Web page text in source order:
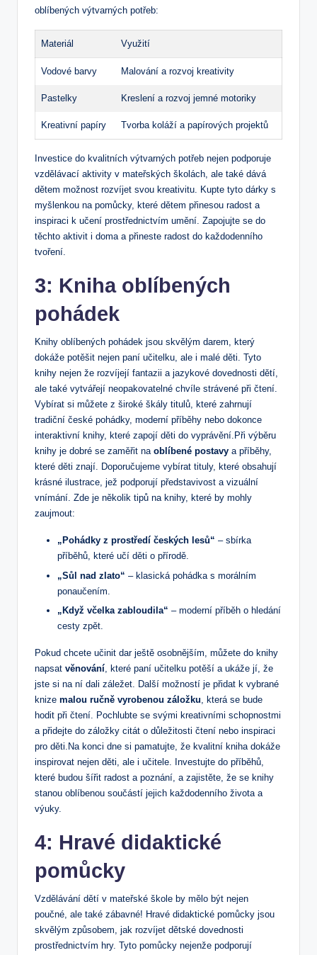
oblíbených výtvarných potřeb:
Materiál Využití
Vodové barvy Malování a rozvoj kreativity
Pastelky Kreslení a rozvoj jemné motoriky
Kreativní papíry Tvorba koláží a papírových projektů
Investice do kvalitních výtvarných potřeb nejen podporuje
vzdělávací aktivity v mateřských školách, ale také dává
dětem možnost rozvíjet svou kreativitu. Kupte tyto dárky s
myšlenkou na pomůcky, které dětem přinesou radost a
inspiraci k učení prostřednictvím umění. Zapojujte se do
těchto aktivit i doma a přineste radost do každodenního
tvoření.
3: Kniha oblíbených
pohádek
Knihy oblíbených pohádek jsou skvělým darem, který
dokáže potěšit nejen paní učitelku, ale i malé děti. Tyto
knihy nejen že rozvíjejí fantazii a jazykové dovednosti dětí,
ale také vytvářejí neopakovatelné chvíle strávené při čtení.
Vybírat si můžete z široké škály titulů, které zahrnují
tradiční české pohádky, moderní příběhy nebo dokonce
interaktivní knihy, které zapojí děti do vyprávění.Při výběru
knihy je dobré se zaměřit na oblíbené postavy a příběhy,
které děti znají. Doporučujeme vybírat tituly, které obsahují
krásné ilustrace, jež podporují představivost a vizuální
vnímání. Zde je několik tipů na knihy, které by mohly
zaujmout:
„Pohádky z prostředí českých lesů“ – sbírka
příběhů, které učí děti o přírodě.
„Sůl nad zlato“ – klasická pohádka s morálním
ponaučením.
„Když včelka zabloudila“ – moderní příběh o hledání
cesty zpět.
Pokud chcete učinit dar ještě osobnějším, můžete do knihy
napsat věnování , které paní učitelku potěší a ukáže jí, že
jste si na ní dali záležet. Další možností je přidat k vybrané
knize malou ručně vyrobenou záložku , která se bude
hodit při čtení. Pochlubte se svými kreativními schopnostmi
a přidejte do záložky citát o důležitosti čtení nebo inspiraci
pro děti.Na konci dne si pamatujte, že kvalitní kniha dokáže
inspirovat nejen děti, ale i učitele. Investujte do příběhů,
které budou šířit radost a poznání, a zajistěte, že se knihy
stanou oblíbenou součástí jejich každodenního života a
výuky.
4: Hravé didaktické
pomůcky
Vzdělávání dětí v mateřské škole by mělo být nejen
poučné, ale také zábavné! Hravé didaktické pomůcky jsou
skvělým způsobem, jak rozvíjet dětské dovednosti
prostřednictvím hry. Tyto pomůcky nejenže podporují